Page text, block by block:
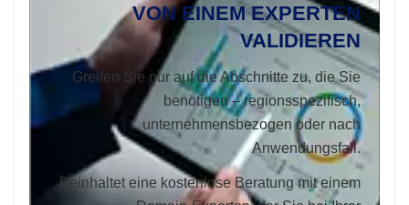
VON EINEM EXPERTEN
VALIDIEREN
Greifen Sie nur auf die Abschnitte zu, die Sie
benötigen – regionsspezifisch,
unternehmensbezogen oder nach
Anwendungsfall.
Beinhaltet eine kostenlose Beratung mit einem